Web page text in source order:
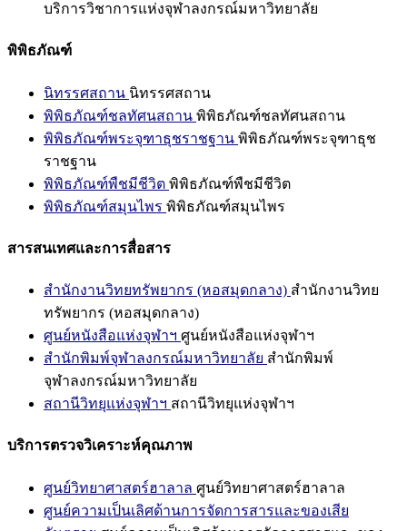
บริการวิชาการแห่งจุฬาลงกรณ์มหาวิทยาลัย
พิพิธภัณฑ์
นิทรรศสถาน นิทรรศสถาน
พิพิธภัณฑ์ชลทัศนสถาน พิพิธภัณฑ์ชลทัศนสถาน
พิพิธภัณฑ์พระจุฑาธุชราชฐาน พิพิธภัณฑ์พระจุฑาธุช
ราชฐาน
พิพิธภัณฑ์พืชมีชีวิต พิพิธภัณฑ์พืชมีชีวิต
พิพิธภัณฑ์สมุนไพร พิพิธภัณฑ์สมุนไพร
สารสนเทศและการสื่อสาร
สำนักงานวิทยทรัพยากร (หอสมุดกลาง) สำนักงานวิทย
ทรัพยากร (หอสมุดกลาง)
ศูนย์หนังสือแห่งจุฬาฯ ศูนย์หนังสือแห่งจุฬาฯ
สำนักพิมพ์จุฬาลงกรณ์มหาวิทยาลัย สำนักพิมพ์
จุฬาลงกรณ์มหาวิทยาลัย
สถานีวิทยุแห่งจุฬาฯ สถานีวิทยุแห่งจุฬาฯ
บริการตรวจวิเคราะห์คุณภาพ
ศูนย์วิทยาศาสตร์ฮาลาล ศูนย์วิทยาศาสตร์ฮาลาล
ศูนย์ความเป็นเลิศด้านการจัดการสารและของเสีย